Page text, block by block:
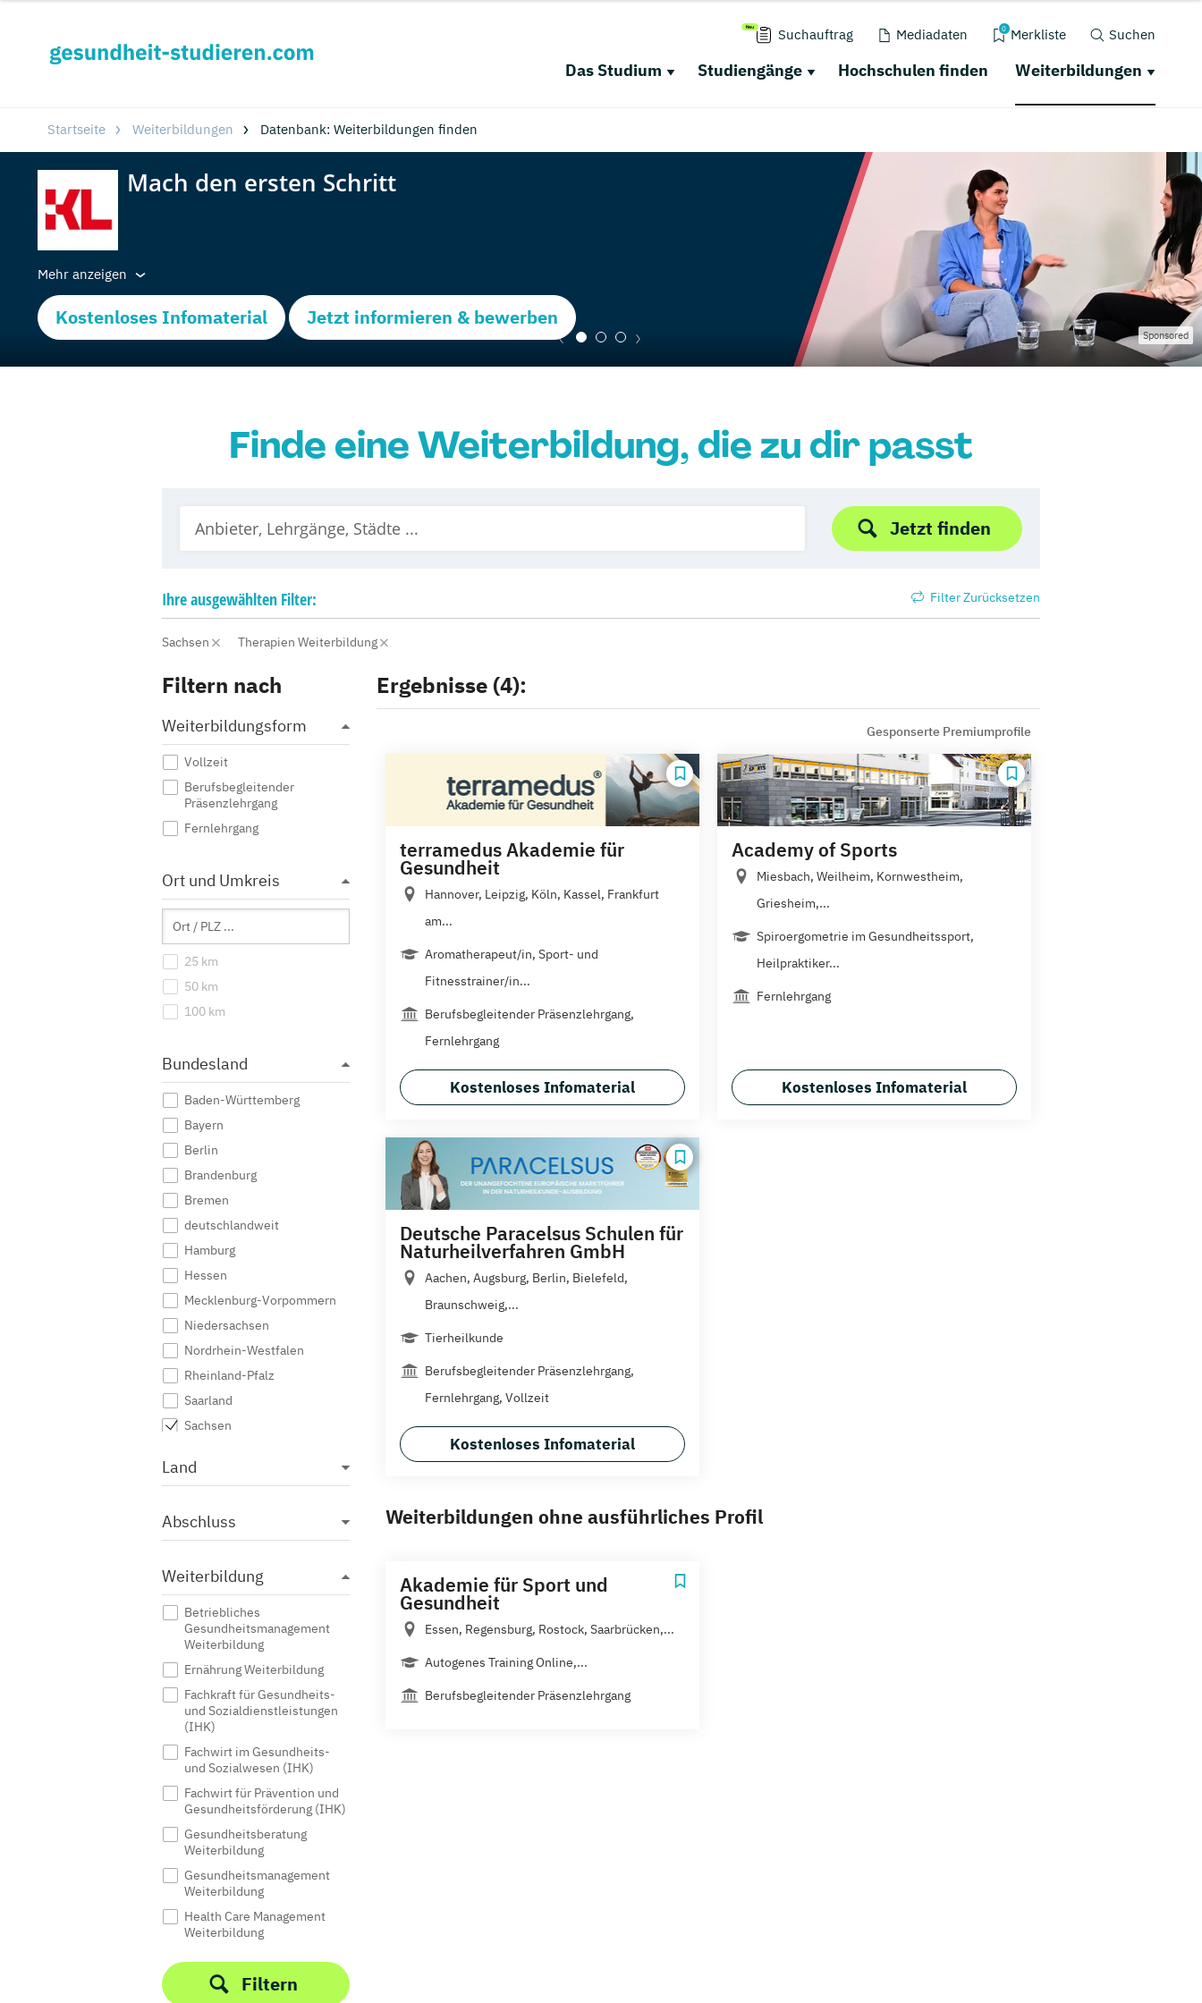
Suchauftrag Mediadaten 0 Merkliste Suchen
Das Studium Studiengänge Hochschulen finden Weiterbildungen
Startseite Weiterbildungen Datenbank: Weiterbildungen finden
Mehr anzeigen
Kostenloses Infomaterial Jetzt informieren & bewerben
Sponsored
Finde eine Weiterbildung, die zu dir passt
Jetzt finden
Ihreausgewählten Filter: Filter Zurücksetzen
Sachsen Therapien Weiterbildung
Filtern nach
Weiterbildungsform
Vollzeit
Berufsbegleitender
Präsenzlehrgang
Fernlehrgang
Ort und Umkreis
25 km
50 km
100 km
Bundesland
Baden-Württemberg
Bayern
Berlin
Brandenburg
Bremen
deutschlandweit
Hamburg
Hessen
Mecklenburg-Vorpommern
Niedersachsen
Nordrhein-Westfalen
Rheinland-Pfalz
Saarland
Sachsen
Schleswig-Holstein
Land
Abschluss
Weiterbildung
Betriebliches
Gesundheitsmanagement
Weiterbildung
Ernährung Weiterbildung
Fachkraft für Gesundheits-
und Sozialdienstleistungen
(IHK)
Fachwirt im Gesundheits-
und Sozialwesen (IHK)
Fachwirt für Prävention und
Gesundheitsförderung (IHK)
Gesundheitsberatung
Weiterbildung
Gesundheitsmanagement
Weiterbildung
Health Care Management
Weiterbildung
Psychotherapie
Medizinpädagogik
Filtern
Ergebnisse (4):
Gesponserte Premiumprofile
terramedus Akademie für
Gesundheit
Hannover, Leipzig, Köln, Kassel, Frankfurt
am...
Aromatherapeut/in, Sport- und
Fitnesstrainer/in...
Berufsbegleitender Präsenzlehrgang,
Fernlehrgang
Kostenloses Infomaterial
Academy of Sports
Miesbach, Weilheim, Kornwestheim,
Griesheim,...
Spiroergometrie im Gesundheitssport,
Heilpraktiker...
Fernlehrgang
Kostenloses Infomaterial
Deutsche Paracelsus Schulen für
Naturheilverfahren GmbH
Aachen, Augsburg, Berlin, Bielefeld,
Braunschweig,...
Tierheilkunde
Berufsbegleitender Präsenzlehrgang,
Fernlehrgang, Vollzeit
Kostenloses Infomaterial
Weiterbildungen ohne ausführliches Profil
Akademie für Sport und
Gesundheit
Essen, Regensburg, Rostock, Saarbrücken,...
Autogenes Training Online,...
Berufsbegleitender Präsenzlehrgang